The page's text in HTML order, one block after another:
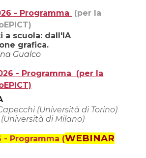
- Programma
(per la
a scuola: dall'IA
grafica.
Gualco
- Programma
(per la
(Università di Torino)
di Milano)
- Programma (WEBINAR